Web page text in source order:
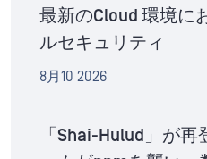
最新のCloud 環境に
ルセキュリティ
8月10 2026
「Shai-Hulud」が